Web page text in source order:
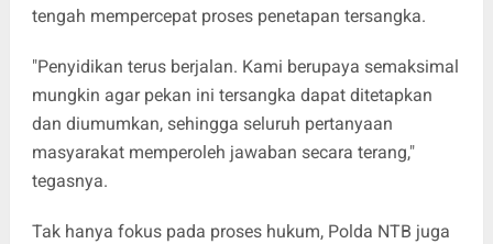
tengah mempercepat proses penetapan tersangka.
"Penyidikan terus berjalan. Kami berupaya semaksimal
mungkin agar pekan ini tersangka dapat ditetapkan
dan diumumkan, sehingga seluruh pertanyaan
masyarakat memperoleh jawaban secara terang,"
tegasnya.
Tak hanya fokus pada proses hukum, Polda NTB juga